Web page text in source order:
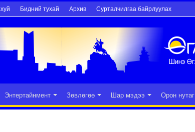
Бидний тухай Архив Сурталчилгаа байрлуулах
Энтертайнмент Зөвлөгөө Шар мэдээ Орон нутаг